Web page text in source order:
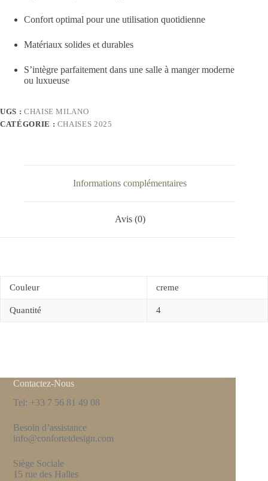
Confort optimal pour une utilisation quotidienne
Matériaux solides et durables
S’intègre parfaitement dans une salle à manger moderne
ou luxueuse
UGS : CHAISE MILANO
CATÉGORIE : CHAISES 2025
Informations complémentaires
Avis (0)
Couleur creme
Quantité 4
Contactez-Nous
Tel: +33 7 56 81 49 08
Besoin d’assistance
info@confortetdesign.com
Siège Sociale
15 rue des Halles